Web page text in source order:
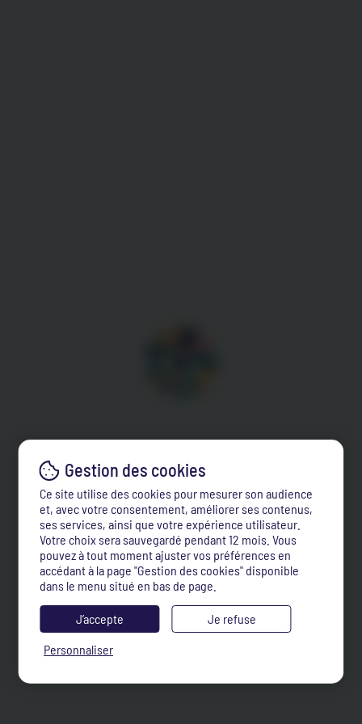
Ce site utilise des cookies pour mesurer son audience
et, avec votre consentement, améliorer ses contenus,
ses services, ainsi que votre expérience utilisateur.
Votre choix sera sauvegardé pendant 12 mois. Vous
pouvez à tout moment ajuster vos préférences en
accédant à la page "Gestion des cookies" disponible
dans le menu situé en bas de page.
J’accepte
Je refuse
Personnaliser